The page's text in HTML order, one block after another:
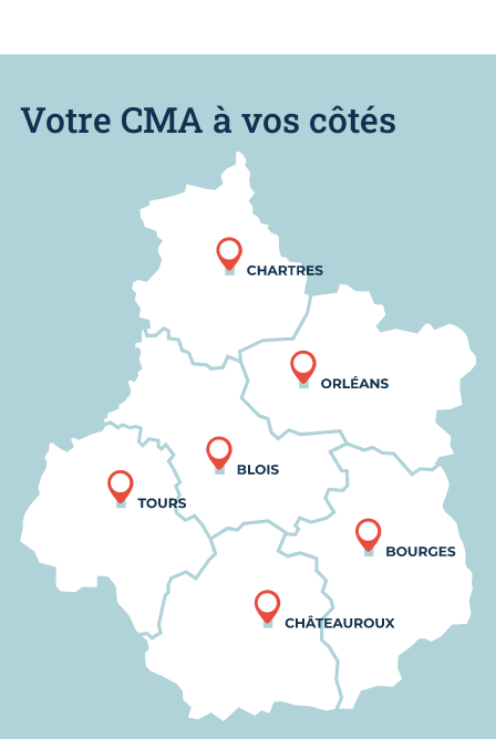
Votre CMA à vos côtés